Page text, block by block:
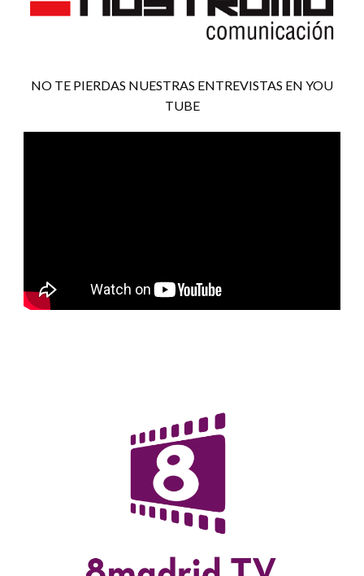
NO TE PIERDAS NUESTRAS ENTREVISTAS EN YOU
TUBE